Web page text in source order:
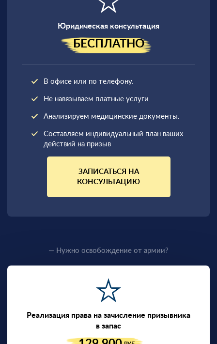
Юридическая консультация
БЕСПЛАТНО
В офисе или по телефону.
Не навязываем платные услуги.
Анализируем медицинские документы.
Составляем индивидуальный план ваших
действий на призыв
ЗАПИСАТЬСЯ НА
КОНСУЛЬТАЦИЮ
— Нужно освобождение от армии?
Реализация права на зачисление призывника
в запас